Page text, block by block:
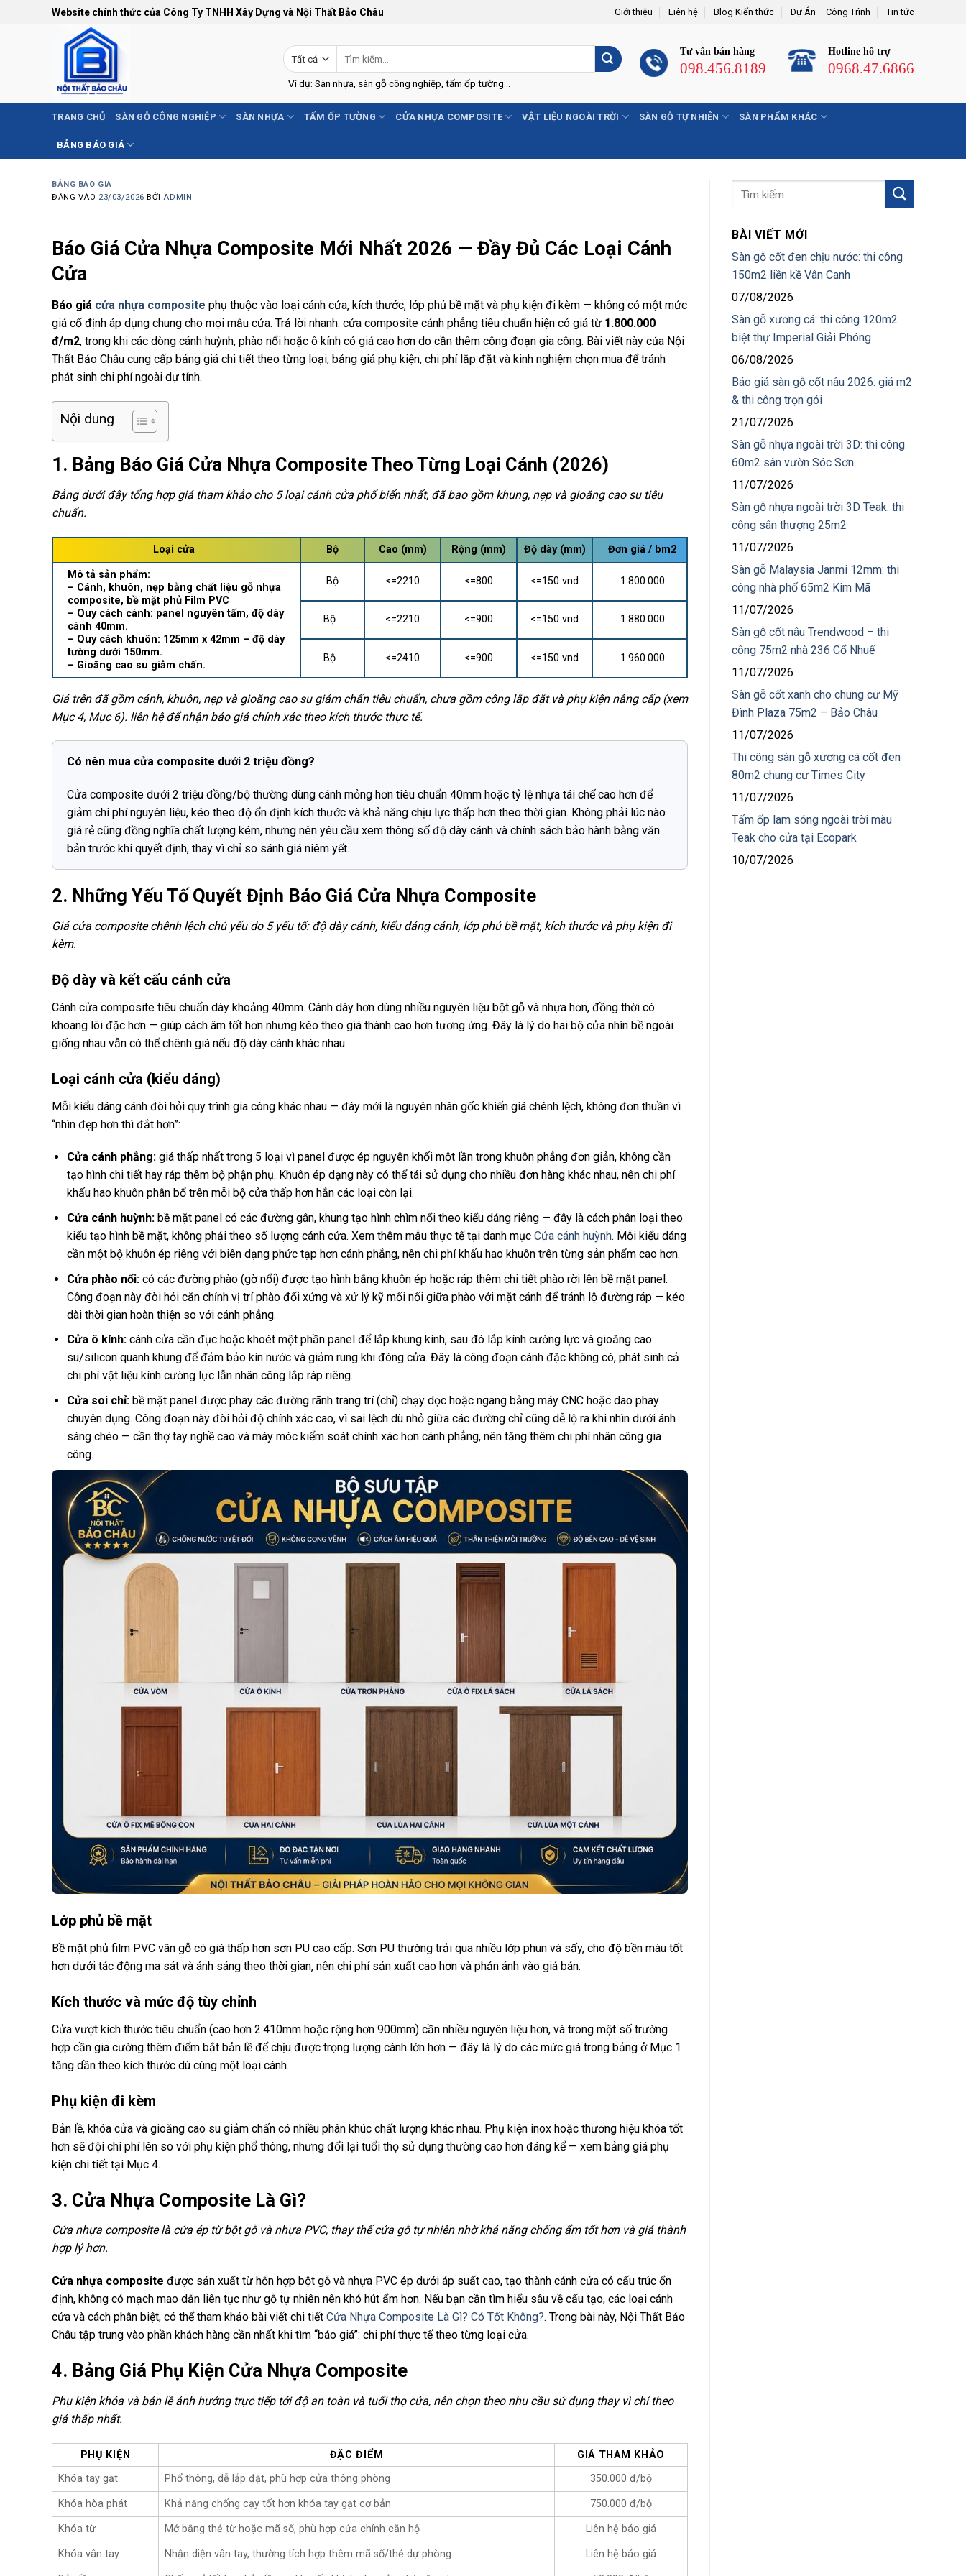
Website chính thức của Công Ty TNHH Xây Dựng và Nội Thất Bảo Châu Giới thiệu Liên hệ Blog Kiến thức Dự Án – Công Trình Tin tức
kiếm:
Ví dụ: Sàn nhựa, sàn gỗ công nghiệp, tấm ốp tường...
Tư vấn bán hàng
098.456.8189
Hotline hỗ trợ
0968.47.6866
TRANG CHỦ SÀN GỖ CÔNG NGHIỆP SÀN NHỰA TẤM ỐP TƯỜNG CỬA NHỰA COMPOSITE VẬT LIỆU NGOÀI TRỜI SÀN GỖ TỰ NHIÊN SÀN PHẨM KHÁC
BẢNG BÁO GIÁ
BẢNG BÁO GIÁ
ĐĂNG VÀO 23/03/2026 BỞI ADMIN
Báo Giá Cửa Nhựa Composite Mới Nhất 2026 — Đầy Đủ Các Loại Cánh
Cửa
Báo giá cửa nhựa composite phụ thuộc vào loại cánh cửa, kích thước, lớp phủ bề mặt và phụ kiện đi kèm — không có một mức
giá cố định áp dụng chung cho mọi mẫu cửa. Trả lời nhanh: cửa composite cánh phẳng tiêu chuẩn hiện có giá từ 1.800.000
đ/m2, trong khi các dòng cánh huỳnh, phào nổi hoặc ô kính có giá cao hơn do cần thêm công đoạn gia công. Bài viết này của Nội
Thất Bảo Châu cung cấp bảng giá chi tiết theo từng loại, bảng giá phụ kiện, chi phí lắp đặt và kinh nghiệm chọn mua để tránh
phát sinh chi phí ngoài dự tính.
Nội dung
1. Bảng Báo Giá Cửa Nhựa Composite Theo Từng Loại Cánh (2026)
Bảng dưới đây tổng hợp giá tham khảo cho 5 loại cánh cửa phổ biến nhất, đã bao gồm khung, nẹp và gioăng cao su tiêu
chuẩn.
Loại cửa Bộ Cao (mm) Rộng (mm) Độ dày (mm) Đơn giá / bm2
Mô tả sản phẩm:
– Cánh, khuôn, nẹp bằng chất liệu gỗ nhựa
composite, bề mặt phủ Film PVC
– Quy cách cánh: panel nguyên tấm, độ dày
cánh 40mm.
– Quy cách khuôn: 125mm x 42mm – độ dày
tường dưới 150mm.
– Gioăng cao su giảm chấn.
Bộ <=2210 <=800 <=150 vnd 1.800.000
Bộ <=2210 <=900 <=150 vnd 1.880.000
Bộ <=2410 <=900 <=150 vnd 1.960.000
Giá trên đã gồm cánh, khuôn, nẹp và gioăng cao su giảm chấn tiêu chuẩn, chưa gồm công lắp đặt và phụ kiện nâng cấp (xem
Mục 4, Mục 6). liên hệ để nhận báo giá chính xác theo kích thước thực tế.
Có nên mua cửa composite dưới 2 triệu đồng?
Cửa composite dưới 2 triệu đồng/bộ thường dùng cánh mỏng hơn tiêu chuẩn 40mm hoặc tỷ lệ nhựa tái chế cao hơn để
giảm chi phí nguyên liệu, kéo theo độ ổn định kích thước và khả năng chịu lực thấp hơn theo thời gian. Không phải lúc nào
giá rẻ cũng đồng nghĩa chất lượng kém, nhưng nên yêu cầu xem thông số độ dày cánh và chính sách bảo hành bằng văn
bản trước khi quyết định, thay vì chỉ so sánh giá niêm yết.
2. Những Yếu Tố Quyết Định Báo Giá Cửa Nhựa Composite
Giá cửa composite chênh lệch chủ yếu do 5 yếu tố: độ dày cánh, kiểu dáng cánh, lớp phủ bề mặt, kích thước và phụ kiện đi
kèm.
Độ dày và kết cấu cánh cửa
Cánh cửa composite tiêu chuẩn dày khoảng 40mm. Cánh dày hơn dùng nhiều nguyên liệu bột gỗ và nhựa hơn, đồng thời có
khoang lõi đặc hơn — giúp cách âm tốt hơn nhưng kéo theo giá thành cao hơn tương ứng. Đây là lý do hai bộ cửa nhìn bề ngoài
giống nhau vẫn có thể chênh giá nếu độ dày cánh khác nhau.
Loại cánh cửa (kiểu dáng)
Mỗi kiểu dáng cánh đòi hỏi quy trình gia công khác nhau — đây mới là nguyên nhân gốc khiến giá chênh lệch, không đơn thuần vì
“nhìn đẹp hơn thì đắt hơn”:
Cửa cánh phẳng:giá thấp nhất trong 5 loại vì panel được ép nguyên khối một lần trong khuôn phẳng đơn giản, không cần
tạo hình chi tiết hay ráp thêm bộ phận phụ. Khuôn ép dạng này có thể tái sử dụng cho nhiều đơn hàng khác nhau, nên chi phí
khấu hao khuôn phân bổ trên mỗi bộ cửa thấp hơn hẳn các loại còn lại.
Cửa cánh huỳnh:bề mặt panel có các đường gân, khung tạo hình chìm nổi theo kiểu dáng riêng — đây là cách phân loại theo
kiểu tạo hình bề mặt, không phải theo số lượng cánh cửa. Xem thêm mẫu thực tế tại danh mục Cửa cánh huỳnh. Mỗi kiểu dáng
cần một bộ khuôn ép riêng với biên dạng phức tạp hơn cánh phẳng, nên chi phí khấu hao khuôn trên từng sản phẩm cao hơn.
Cửa phào nổi:có các đường phào (gờ nổi) được tạo hình bằng khuôn ép hoặc ráp thêm chi tiết phào rời lên bề mặt panel.
Công đoạn này đòi hỏi căn chỉnh vị trí phào đối xứng và xử lý kỹ mối nối giữa phào với mặt cánh để tránh lộ đường ráp — kéo
dài thời gian hoàn thiện so với cánh phẳng.
Cửa ô kính:cánh cửa cần đục hoặc khoét một phần panel để lắp khung kính, sau đó lắp kính cường lực và gioăng cao
su/silicon quanh khung để đảm bảo kín nước và giảm rung khi đóng cửa. Đây là công đoạn cánh đặc không có, phát sinh cả
chi phí vật liệu kính cường lực lẫn nhân công lắp ráp riêng.
Cửa soi chỉ:bề mặt panel được phay các đường rãnh trang trí (chỉ) chạy dọc hoặc ngang bằng máy CNC hoặc dao phay
chuyên dụng. Công đoạn này đòi hỏi độ chính xác cao, vì sai lệch dù nhỏ giữa các đường chỉ cũng dễ lộ ra khi nhìn dưới ánh
sáng chéo — cần thợ tay nghề cao và máy móc kiểm soát chính xác hơn cánh phẳng, nên tăng thêm chi phí nhân công gia
công.
Lớp phủ bề mặt
Bề mặt phủ film PVC vân gỗ có giá thấp hơn sơn PU cao cấp. Sơn PU thường trải qua nhiều lớp phun và sấy, cho độ bền màu tốt
hơn dưới tác động ma sát và ánh sáng theo thời gian, nên chi phí sản xuất cao hơn và phản ánh vào giá bán.
Kích thước và mức độ tùy chỉnh
Cửa vượt kích thước tiêu chuẩn (cao hơn 2.410mm hoặc rộng hơn 900mm) cần nhiều nguyên liệu hơn, và trong một số trường
hợp cần gia cường thêm điểm bắt bản lề để chịu được trọng lượng cánh lớn hơn — đây là lý do các mức giá trong bảng ở Mục 1
tăng dần theo kích thước dù cùng một loại cánh.
Phụ kiện đi kèm
Bản lề, khóa cửa và gioăng cao su giảm chấn có nhiều phân khúc chất lượng khác nhau. Phụ kiện inox hoặc thương hiệu khóa tốt
hơn sẽ đội chi phí lên so với phụ kiện phổ thông, nhưng đổi lại tuổi thọ sử dụng thường cao hơn đáng kể — xem bảng giá phụ
kiện chi tiết tại Mục 4.
3. Cửa Nhựa Composite Là Gì?
Cửa nhựa composite là cửa ép từ bột gỗ và nhựa PVC, thay thế cửa gỗ tự nhiên nhờ khả năng chống ẩm tốt hơn và giá thành
hợp lý hơn.
Cửa nhựa composite được sản xuất từ hỗn hợp bột gỗ và nhựa PVC ép dưới áp suất cao, tạo thành cánh cửa có cấu trúc ổn
định, không có mạch mao dẫn liên tục như gỗ tự nhiên nên khó hút ẩm hơn. Nếu bạn cần tìm hiểu sâu về cấu tạo, các loại cánh
cửa và cách phân biệt, có thể tham khảo bài viết chi tiết Cửa Nhựa Composite Là Gì? Có Tốt Không?. Trong bài này, Nội Thất Bảo
Châu tập trung vào phần khách hàng cần nhất khi tìm “báo giá”: chi phí thực tế theo từng loại cửa.
4. Bảng Giá Phụ Kiện Cửa Nhựa Composite
Phụ kiện khóa và bản lề ảnh hưởng trực tiếp tới độ an toàn và tuổi thọ cửa, nên chọn theo nhu cầu sử dụng thay vì chỉ theo
giá thấp nhất.
PHỤ KIỆN ĐẶC ĐIỂM
GIÁ THAM KHẢO
Khóa tay gạt
Phổ thông, dễ lắp đặt, phù hợp cửa thông phòng 350.000 đ/bộ
Khóa hòa phát Khả năng chống cạy tốt hơn khóa tay gạt cơ bản 750.000 đ/bộ
Khóa từ Mở bằng thẻ từ hoặc mã số, phù hợp cửa chính căn hộ Liên hệ báo giá
Khóa vân tay Nhận diện vân tay, thường tích hợp thêm mã số/thẻ dự phòng Liên hệ báo giá
BÀI VIẾT MỚI
Sàn gỗ cốt đen chịu nước: thi công
150m2 liền kề Vân Canh
07/08/2026
Sàn gỗ xương cá: thi công 120m2
biệt thự Imperial Giải Phóng
06/08/2026
Báo giá sàn gỗ cốt nâu 2026: giá m2
& thi công trọn gói
21/07/2026
Sàn gỗ nhựa ngoài trời 3D: thi công
60m2 sân vườn Sóc Sơn
11/07/2026
Sàn gỗ nhựa ngoài trời 3D Teak: thi
công sân thượng 25m2
11/07/2026
Sàn gỗ Malaysia Janmi 12mm: thi
công nhà phố 65m2 Kim Mã
11/07/2026
Sàn gỗ cốt nâu Trendwood – thi
công 75m2 nhà 236 Cổ Nhuế
11/07/2026
Sàn gỗ cốt xanh cho chung cư Mỹ
Đình Plaza 75m2 – Bảo Châu
11/07/2026
Thi công sàn gỗ xương cá cốt đen
80m2 chung cư Times City
11/07/2026
Tấm ốp lam sóng ngoài trời màu
Teak cho cửa tại Ecopark
10/07/2026